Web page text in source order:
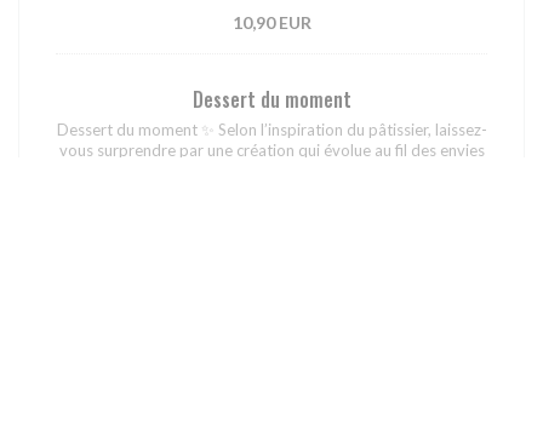
10,90 EUR
Dessert du moment
Dessert du moment ✨ Selon l’inspiration du pâtissier, laissez-
vous surprendre par une création qui évolue au fil des envies